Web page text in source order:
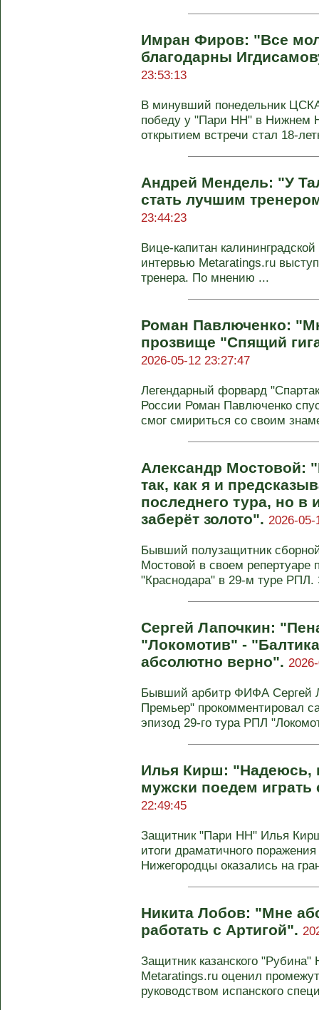
Имран Фиров: "Все
благодарны
23:53:13
В минувший понедельник
победу у "Пари НН" в Нижнем
открытием встречи стал 18-
Андрей Мендель: "У
стать лучшим
23:44:23
Вице-капитан
интервью Metaratings.ru
тренера. По мнению ...
Роман Павлюченко:
прозвище "Спящий
2026-05-12 23:27:47
Легендарный форвард
России Роман Павлюченко
смог смириться со своим
Александр Мостовой:
так, как я и
последнего тура, но в
заберёт золото". 2026-05-
Бывший полузащитник
Мостовой в своем репертуаре
"Краснодара" в 29-м туре РПЛ.
Сергей Лапочкин:
"Локомотив" -
абсолютно верно".
Бывший арбитр ФИФА Сергей
Премьер" прокомментировал
эпизод 29-го тура РПЛ
Илья Кирш: "Надеюсь,
мужски поедем
22:49:45
Защитник "Пари НН" Илья
итоги драматичного
Нижегородцы оказались на
Никита Лобов: "Мне
работать с Артигой".
Защитник казанского
Metaratings.ru оценил
руководством испанского